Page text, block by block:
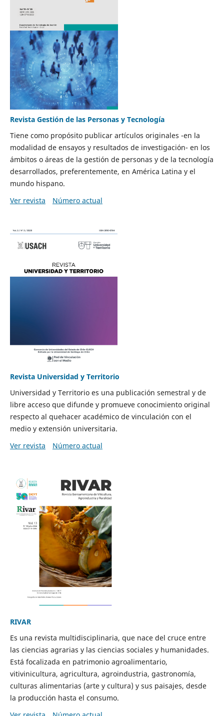
Revista Gestión de las Personas y Tecnología
Tiene como propósito publicar artículos originales -en la
modalidad de ensayos y resultados de investigación- en los
ámbitos o áreas de la gestión de personas y de la tecnología
desarrollados, preferentemente, en América Latina y el
mundo hispano.
Ver revista
Número actual
Revista Universidad y Territorio
Universidad y Territorio es una publicación semestral y de
libre acceso que difunde y promueve conocimiento original
respecto al quehacer académico de vinculación con el
medio y extensión universitaria.
Ver revista
Número actual
RIVAR
Es una revista multidisciplinaria, que nace del cruce entre
las ciencias agrarias y las ciencias sociales y humanidades.
Está focalizada en patrimonio agroalimentario,
vitivinicultura, agricultura, agroindustria, gastronomía,
culturas alimentarias (arte y cultura) y sus paisajes, desde
la producción hasta el consumo.